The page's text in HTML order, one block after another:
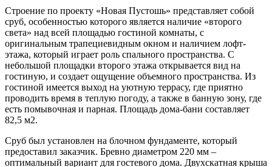
Строение по проекту «Новая Пустошь» представляет собой
сруб, особенностью которого является наличие «второго
света» над всей площадью гостиной комнаты, с
оригинальным трапециевидным окном и наличием лофт-
этажа, который играет роль спального пространства. С
небольшой площадки второго этажа открывается вид на
гостиную, и создает ощущение объемного пространства. Из
гостиной имеется выход на уютную террасу, где приятно
проводить время в теплую погоду, а также в банную зону, где
есть помывочная и парная. Площадь дома-бани составляет
82,5 м2.
Сруб был установлен на блочном фундаменте, который
предоставил заказчик. Бревно диаметром 220 мм –
оптимальный вариант для гостевого дома. Двухскатная крыша